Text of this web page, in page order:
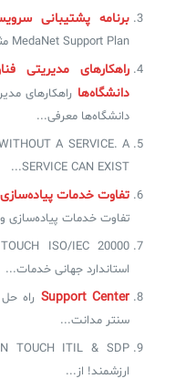
برنامه‌ پشتیبانی
MedaNet Support Plan مثل کوه پشتتان...
راهکارهای مدیریتی
دانشگاه‌ها راهکارهای
دانشگاه‌ها معرفی...
A SERVICE. A
SERVICE CAN EXIST...
تفاوت خدمات پیاده‌سازی
تفاوت خدمات پیاده‌سازی و
استاندارد جهانی خدمات...
Support Center راه
سنتر مدانت...
ارزشمند! از...